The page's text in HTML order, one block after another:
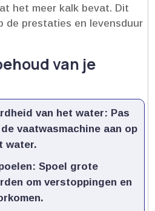
het meer kalk bevat.​ Dit
de prestaties en levensduur
van je
van het water: Pas
vaatwasmachine aan op
water.​
Spoel grote
om verstoppingen en